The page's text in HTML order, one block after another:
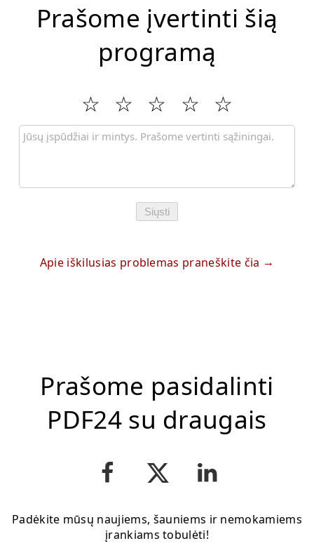
Prašome įvertinti šią
programą
Siųsti
Apie iškilusias problemas praneškite čia
Prašome pasidalinti
PDF24 su draugais
Padėkite mūsų naujiems, šauniems ir nemokamiems
įrankiams tobulėti!